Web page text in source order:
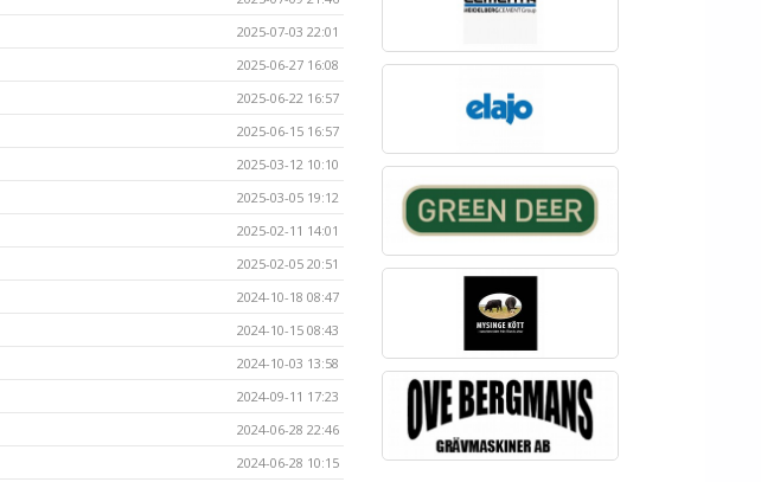
2025-07-03 22:01
2025-06-27 16:08
2025-06-22 16:57
2025-06-15 16:57
2025-03-12 10:10
2025-03-05 19:12
2025-02-11 14:01
2025-02-05 20:51
2024-10-18 08:47
2024-10-15 08:43
2024-10-03 13:58
2024-09-11 17:23
2024-06-28 22:46
2024-06-28 10:15